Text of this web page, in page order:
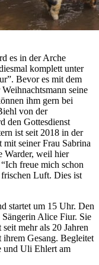
es in der Arche
komplett unter
Bevor es mit dem
seine
ihm gern bei
von der
den Gottesdienst
ist seit 2018 in der
seiner Frau Sabrina
Warder, weil hier
freue mich schon
frischen Luft. Dies ist
startet um 15 Uhr. Den
Alice Fiur. Sie
mehr als 20 Jahren
ihrem Gesang. Begleitet
und Uli Ehlert am